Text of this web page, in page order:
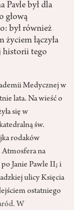
Pavle był dla
głową
był również
łączyła
historii tego
Medycznej w
lata. Na wieść o
się w
św.
rodaków
Atmosfera na
Janie Pawle II; i
ulicy Księcia
ostatniego
W